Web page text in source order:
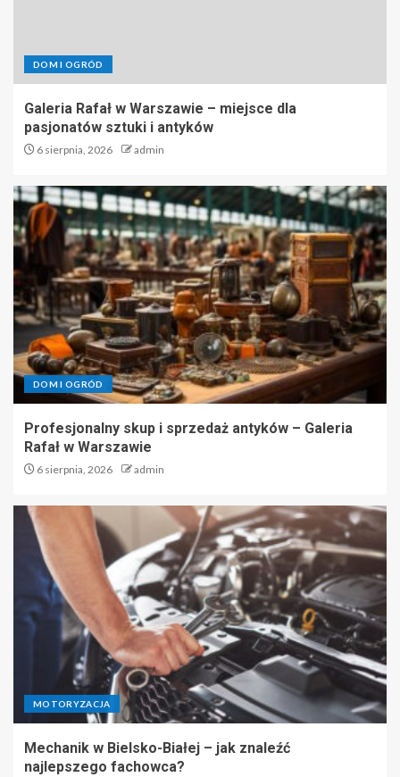
DOM I OGRÓD
Galeria Rafał w Warszawie – miejsce dla
pasjonatów sztuki i antyków
6 sierpnia, 2026 admin
DOM I OGRÓD
Profesjonalny skup i sprzedaż antyków – Galeria
Rafał w Warszawie
6 sierpnia, 2026 admin
MOTORYZACJA
Mechanik w Bielsko-Białej – jak znaleźć
najlepszego fachowca?